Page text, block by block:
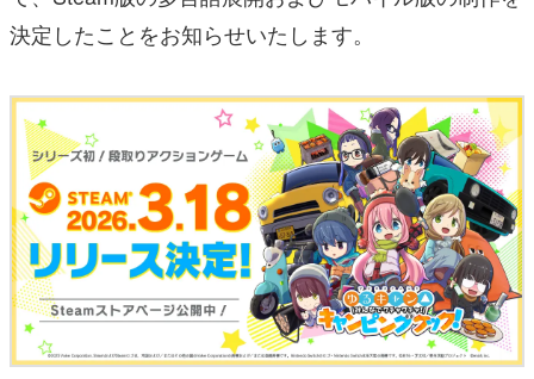
決定したことをお知らせいたします。